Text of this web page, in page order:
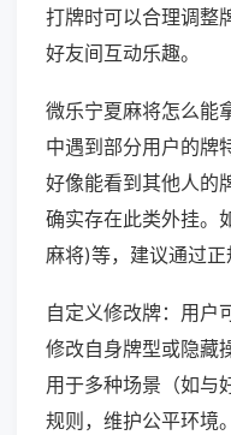
打牌时可以合理调整
好友间互动乐趣。
微乐宁夏麻将怎么能
中遇到部分用户的牌
好像能看到其他人的
确实存在此类外挂。
麻将)等，建议通过正
自定义修改牌：用户
修改自身牌型或隐藏
用于多种场景（如与
规则，维护公平环境。